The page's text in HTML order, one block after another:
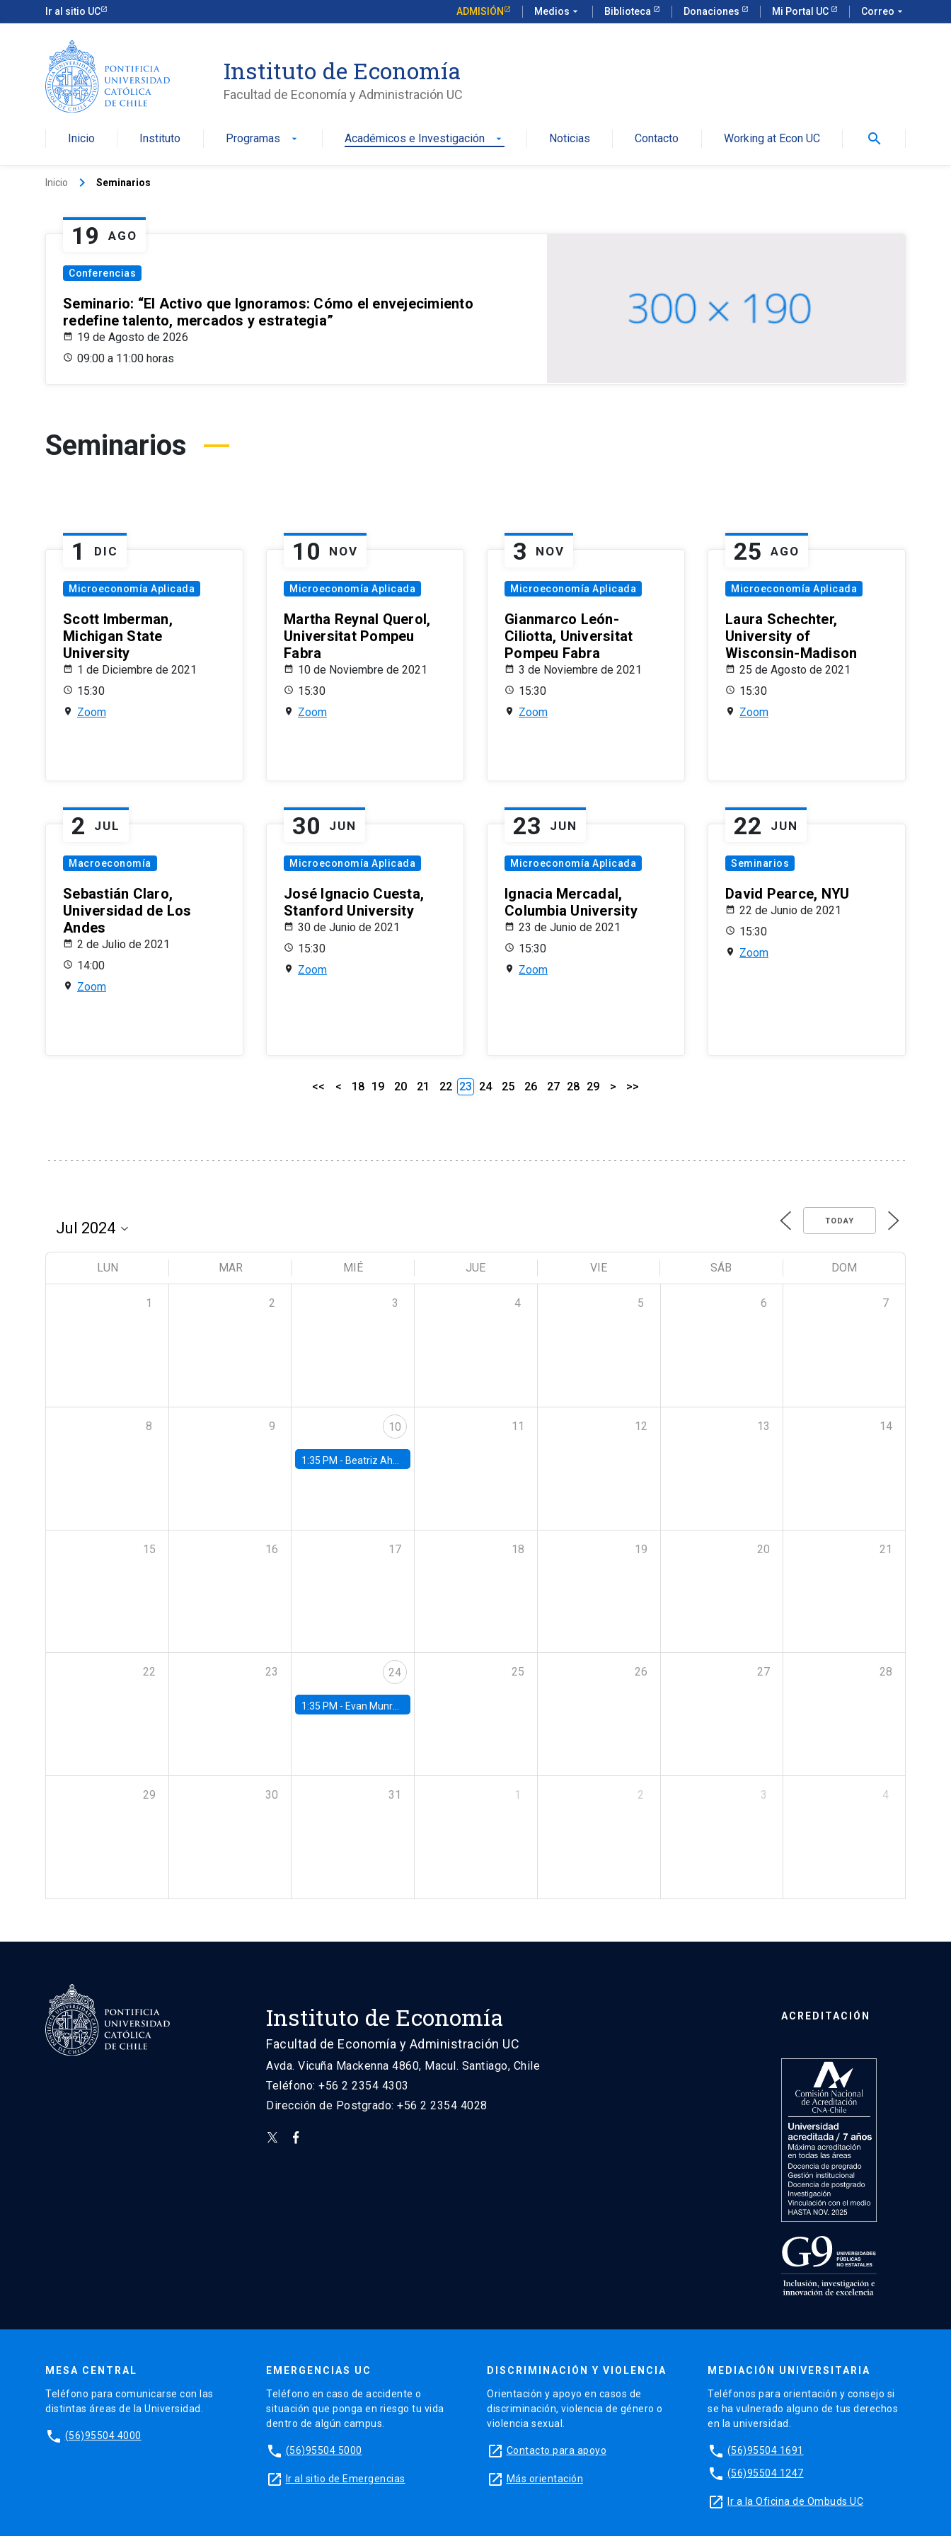
Ir al sitio UC ADMISIÓN Medios arrow_drop_down Biblioteca Donaciones Mi Portal UC Correo arrow_drop_down
Instituto de Economía
Facultad de Economía y Administración UC
Inicio Instituto Programas arrow_drop_down Académicos e Investigación arrow_drop_down Noticias Contacto Working at Econ UC search
Inicio keyboard_arrow_right Seminarios
19 AGO
Conferencias
Seminario: “El Activo que Ignoramos: Cómo el envejecimiento
redefine talento, mercados y estrategia”
19 de Agosto de 2026
09:00 a 11:00 horas
Seminarios
1 DIC
Microeconomía Aplicada
Scott Imberman,
Michigan State
University
1 de Diciembre de 2021
15:30
Zoom
10 NOV
Microeconomía Aplicada
Martha Reynal Querol,
Universitat Pompeu
Fabra
10 de Noviembre de 2021
15:30
Zoom
3 NOV
Microeconomía Aplicada
Gianmarco León-
Ciliotta, Universitat
Pompeu Fabra
3 de Noviembre de 2021
15:30
Zoom
25 AGO
Microeconomía Aplicada
Laura Schechter,
University of
Wisconsin-Madison
25 de Agosto de 2021
15:30
Zoom
2 JUL
Macroeconomía
Sebastián Claro,
Universidad de Los
Andes
2 de Julio de 2021
14:00
Zoom
30 JUN
Microeconomía Aplicada
José Ignacio Cuesta,
Stanford University
30 de Junio de 2021
15:30
Zoom
23 JUN
Microeconomía Aplicada
Ignacia Mercadal,
Columbia University
23 de Junio de 2021
15:30
Zoom
22 JUN
Seminarios
David Pearce, NYU
22 de Junio de 2021
15:30
Zoom
<< < 18 19 20 21 22 23 24 25 26 27 28 29 > >>
TODAY
LUN MAR MIÉ JUE VIE SÁB DOM
1 2 3 4 5 6 7
8 9 10
1:35 PM - Beatriz Ahumada, PhD candidate, Universidad de Pittsburgh
11 12 13 14
15 16 17 18 19 20 21
22 23 24
1:35 PM - Evan Munro, Neyman Visiting Assistant Professor in the Department of Statistics at UC Berkeley
25 26 27 28
29 30 31 1 2 3 4
Instituto de Economía
Facultad de Economía y Administración UC
Avda. Vicuña Mackenna 4860, Macul. Santiago, Chile
Teléfono: +56 2 2354 4303
Dirección de Postgrado: +56 2 2354 4028
ACREDITACIÓN
MESA CENTRAL
Teléfono para comunicarse con las
distintas áreas de la Universidad.
phone (56)95504 4000
EMERGENCIAS UC
Teléfono en caso de accidente o
situación que ponga en riesgo tu vida
dentro de algún campus.
phone (56)95504 5000
launch Ir al sitio de Emergencias
DISCRIMINACIÓN Y VIOLENCIA
Orientación y apoyo en casos de
discriminación, violencia de género o
violencia sexual.
launch Contacto para apoyo
launch Más orientación
MEDIACIÓN UNIVERSITARIA
Teléfonos para orientación y consejo si
se ha vulnerado alguno de tus derechos
en la universidad.
phone (56)95504 1691
phone (56)95504 1247
launch Ir a la Oficina de Ombuds UC